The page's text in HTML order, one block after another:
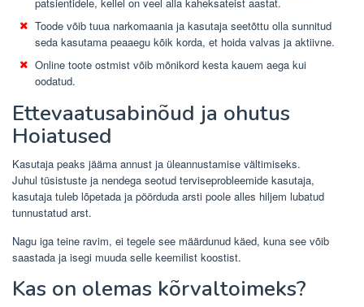
Toode võib tuua narkomaania ja kasutaja seetõttu olla sunnitud
seda kasutama peaaegu kõik korda, et hoida valvas ja aktiivne.
Online toote ostmist võib mõnikord kesta kauem aega kui
oodatud.
Ettevaatusabinõud ja ohutus
Hoiatused
Kasutaja peaks jääma annust ja üleannustamise vältimiseks.
Juhul tüsistuste ja nendega seotud terviseprobleemide kasutaja,
kasutaja tuleb lõpetada ja pöörduda arsti poole alles hiljem lubatud
tunnustatud arst.
Nagu iga teine ​​ravim, ei tegele see määrdunud käed, kuna see võib
saastada ja isegi muuda selle keemilist koostist.
Kas on olemas kõrvaltoimeks?